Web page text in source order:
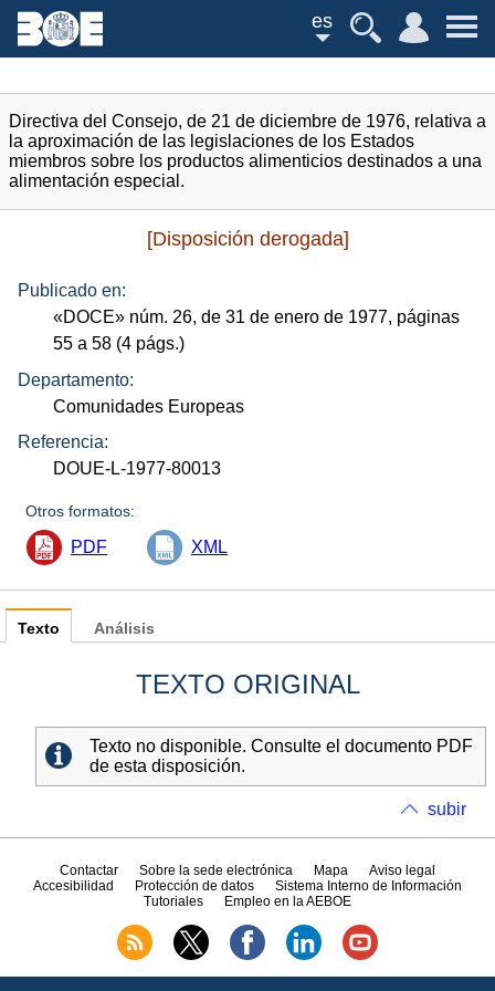
es
Directiva del Consejo, de 21 de diciembre de 1976, relativa a
la aproximación de las legislaciones de los Estados
miembros sobre los productos alimenticios destinados a una
alimentación especial.
[Disposición derogada]
Publicado en:
«DOCE» núm. 26, de 31 de enero de 1977, páginas
55 a 58 (4 págs.)
Departamento:
Comunidades Europeas
Referencia:
DOUE-L-1977-80013
Otros formatos:
PDF XML
Texto
TEXTO ORIGINAL
Texto no disponible. Consulte el documento PDF
de esta disposición.
Análisis
subir
Contactar Sobre la sede electrónica Mapa
Aviso legal
Accesibilidad
Protección de datos
Sistema Interno de Información
Tutoriales
Empleo en la AEBOE